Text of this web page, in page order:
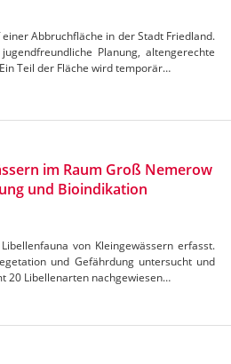
Abbruchfläche in der Stadt Friedland.
Planung, altengerechte
Teil der Fläche wird temporär…
im Raum Groß Nemerow
und Bioindikation
von Kleingewässern erfasst.
und Gefährdung untersucht und
20 Libellenarten nachgewiesen…